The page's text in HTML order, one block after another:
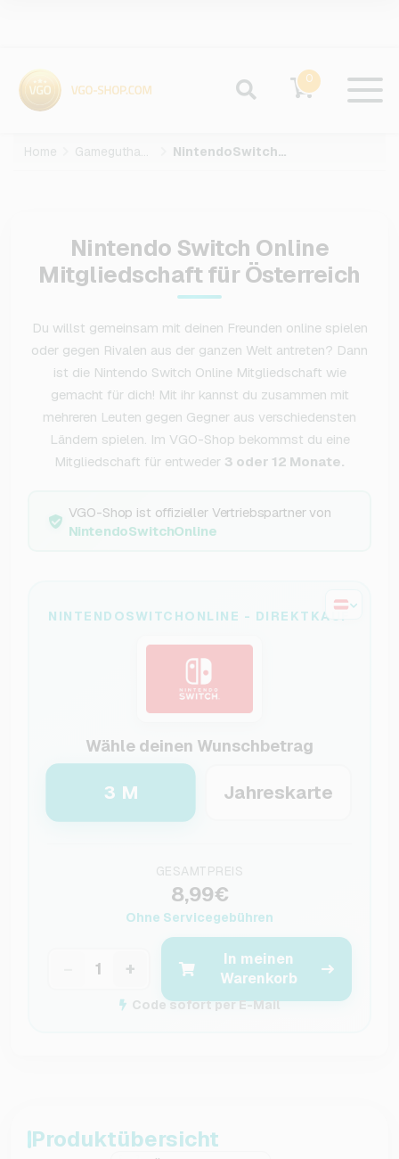
0
Home Gameguthaben NintendoSwitchOnline
Nintendo Switch Online
Mitgliedschaft für Österreich
Du willst gemeinsam mit deinen Freunden online spielen
oder gegen Rivalen aus der ganzen Welt antreten? Dann
ist die Nintendo Switch Online Mitgliedschaft wie
gemacht für dich! Mit ihr kannst du zusammen mit
mehreren Leuten gegen Gegner aus verschiedensten
Ländern spielen. Im VGO-Shop bekommst du eine
Mitgliedschaft für entweder 3 oder 12 Monate.
VGO-Shop ist offizieller Vertriebspartner von
NintendoSwitchOnline
NINTENDOSWITCHONLINE - DIREKTKAUF
Wähle deinen Wunschbetrag
3 M Jahreskarte
GESAMTPREIS
8,99€
Ohne Servicegebühren
+
In meinen
Warenkorb
Code sofort per E-Mail
Produktübersicht